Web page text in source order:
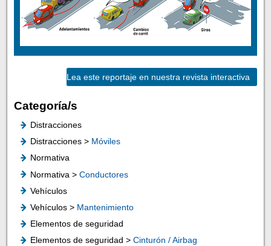
Lea este reportaje en nuestra revista interactiva
Categoría/s
Distracciones
Distracciones > Móviles
Normativa
Normativa > Conductores
Vehículos
Vehículos > Mantenimiento
Elementos de seguridad
Elementos de seguridad > Cinturón / Airbag